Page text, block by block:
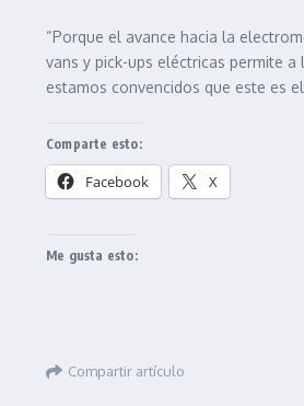
“Porque el avance hacia la
vans y pick-ups eléctricas permite
estamos convencidos que este es
Comparte esto:
Facebook X
Me gusta esto:
Compartir artículo